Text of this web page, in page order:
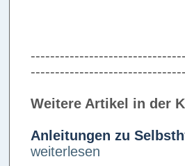
Weitere Artikel in der
Anleitungen zu
weiterlesen